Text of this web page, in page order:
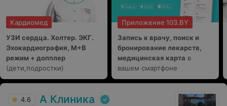
Кардиомед
УЗИ сердца. Холтер. ЭКГ.
Эхокардиография, М+В
режим + допплер
(дети,подростки)
Приложение 103.BY
Запись к врачу, поиск и
бронирование лекарств,
медицинская карта в
вашем смартфоне
4.6 А Клиника